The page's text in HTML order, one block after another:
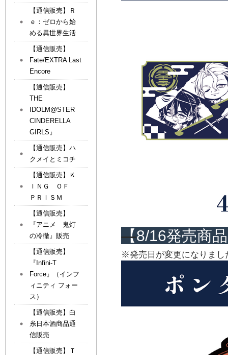
【8/16発売商
※発売日が変更になりまし
【通信販売】Ｒ
ｅ：ゼロから始
める異世界生活
【通信販売】
Fate/EXTRA Last
Encore
【通信販売】
THE
IDOLM@STER
CINDERELLA
GIRLS』
【通信販売】ハ
クメイとミコチ
【通信販売】Ｋ
ＩＮＧ ＯＦ
ＰＲＩＳＭ
【通信販売】
『アニメ 鬼灯
の冷徹』販売
【通信販売】
『Infini-T
Force』（インフ
ィニティ フォー
ス）
【通信販売】白
糸日本酒商品通
信販売
【通信販売】Ｔ